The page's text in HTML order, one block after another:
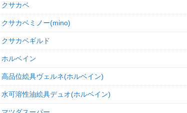
クサカベ
クサカベミノー(mino)
クサカベギルド
ホルベイン
高品位絵具ヴェルネ(ホルベイン)
水可溶性油絵具デュオ(ホルベイン)